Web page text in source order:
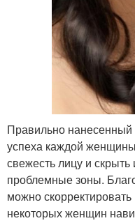
Правильно нанесенный
успеха каждой
свежесть лицу и
проблемные зоны.
можно
некоторых женщин